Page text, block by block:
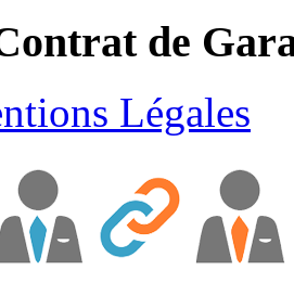
de
Légales